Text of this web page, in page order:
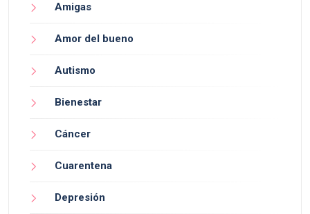
Amigas
Amor del bueno
Autismo
Bienestar
Cáncer
Cuarentena
Depresión